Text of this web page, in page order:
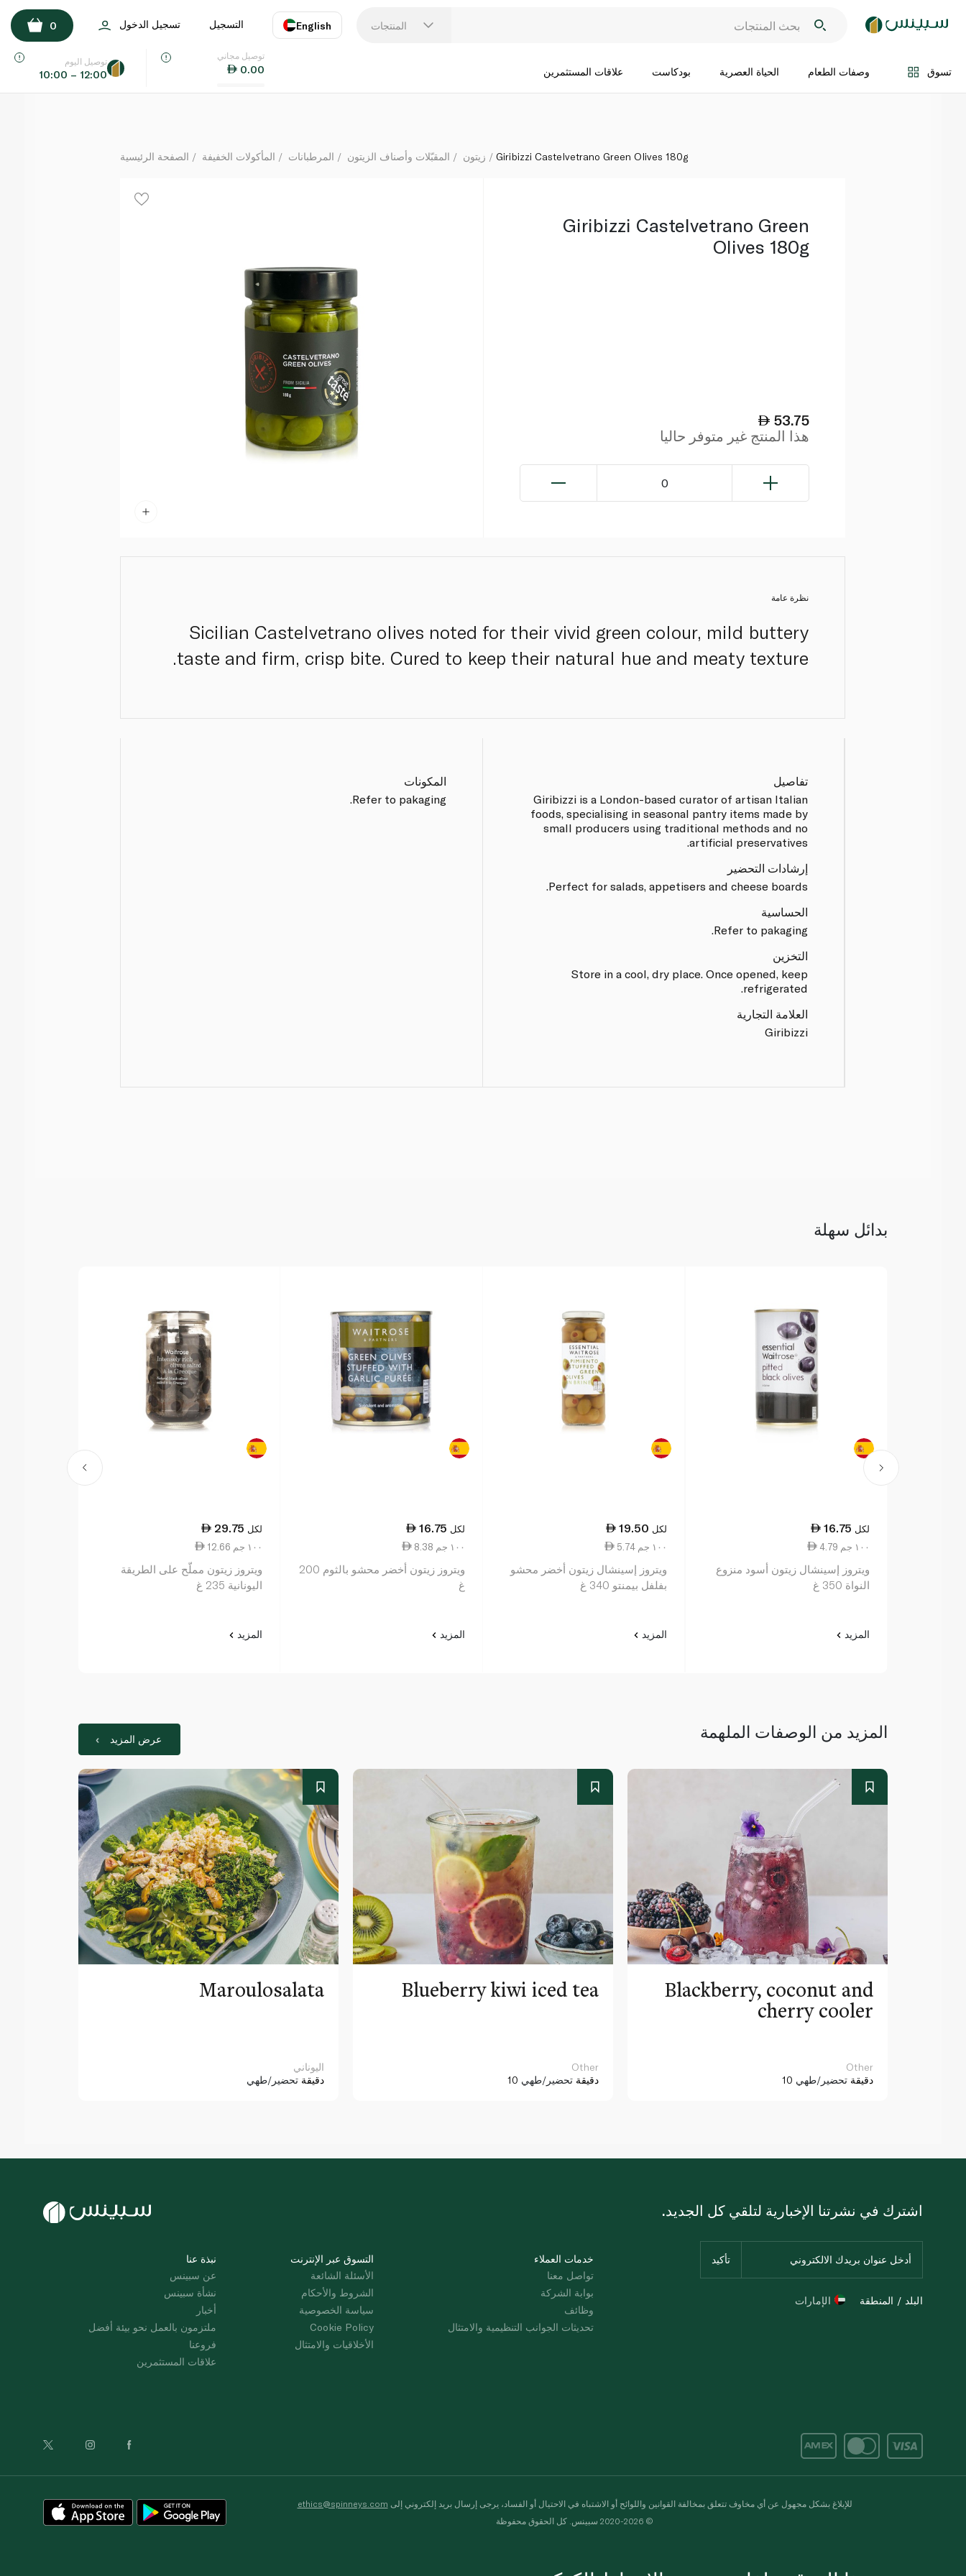
المنتجات English
اللغة
التسجيل تسجيل الدخول 0
تسوق وصفات الطعام الحياة العصرية بودكاست علاقات المستثمرين
توصيل مجاني
0.00
توصيل اليوم
10:00 – 12:00
اضف الى السلة
الصفحة الرئيسية المأكولات الخفيفة المرطبانات المقبّلات وأصناف الزيتون زيتون Giribizzi Castelvetrano Green Olives 180g
Giribizzi Castelvetrano Green
Olives 180g
53.75
هذا المنتج غير متوفر حاليا
0
نظرة عامة
Sicilian Castelvetrano olives noted for their vivid green colour, mild buttery
taste and firm, crisp bite. Cured to keep their natural hue and meaty texture.
تفاصيل
Giribizzi is a London-based curator of artisan Italian
foods, specialising in seasonal pantry items made by
small producers using traditional methods and no
artificial preservatives.
إرشادات التحضير
Perfect for salads, appetisers and cheese boards.
الحساسية
Refer to pakaging.
التخزين
Store in a cool, dry place. Once opened, keep
refrigerated.
العلامة التجارية
Giribizzi
المكونات
Refer to pakaging.
بدائل سهلة
16.75 لكل
4.79 ١٠٠ جم
ويتروز إسينشال زيتون أسود منزوع
النواة 350 غ
المزيد
19.50 لكل
5.74 ١٠٠ جم
ويتروز إسينشال زيتون أخضر محشو
بفلفل بيمنتو 340 غ
المزيد
16.75 لكل
8.38 ١٠٠ جم
ويتروز زيتون أخضر محشو بالثوم 200
غ
المزيد
29.75 لكل
12.66 ١٠٠ جم
ويتروز زيتون مملّح على الطريقة
اليونانية 235 غ
المزيد
المزيد من الوصفات الملهمة عرض المزيد
Maroulosalata
اليوناني
دقيقة تحضير/طهي
Blueberry kiwi iced tea
Other
10 دقيقة تحضير/طهي
Blackberry, coconut and
cherry cooler
Other
10 دقيقة تحضير/طهي
نبذة عنا
عن سبينس
نشأة سبينس
أخبار
ملتزمون بالعمل نحو بيئة أفضل
فروعنا
علاقات المستثمرين
التسوق عبر الإنترنت
الأسئلة الشائعة
الشروط والأحكام
سياسة الخصوصية
Cookie Policy
الأخلاقيات والامتثال
خدمات العملاء
تواصل معنا
بوابة الشركة
وظائف
تحديثات الجوانب التنظيمية والامتثال
اشترك في نشرتنا الإخبارية لتلقي كل الجديد.
البلد / المنطقة الإمارات
للإبلاغ بشكل مجهول عن أي مخاوف تتعلق بمخالفة القوانين واللوائح أو الاشتباه في الاحتيال أو الفساد، يرجى إرسال بريد إلكتروني إلى ethics@spinneys.com
© 2020-2026 سبينس. كل الحقوق محفوظة